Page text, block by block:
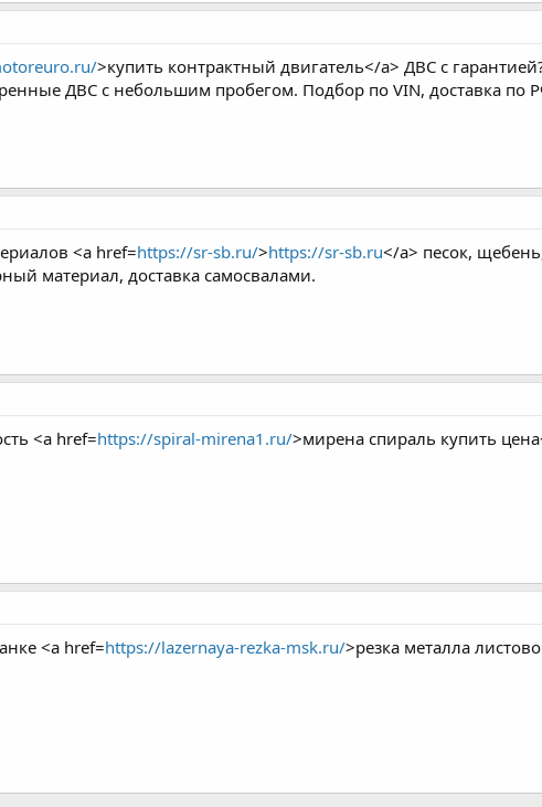
>купить контрактный двигатель</a> ДВС с
ДВС с небольшим пробегом. Подбор по VIN, доставка по
<a href=https://sr-sb.ru/>https://sr-sb.ru</a> песок,
материал, доставка самосвалами.
<a href=https://spiral-mirena1.ru/>мирена спираль купить
<a href=https://lazernaya-rezka-msk.ru/>резка металла